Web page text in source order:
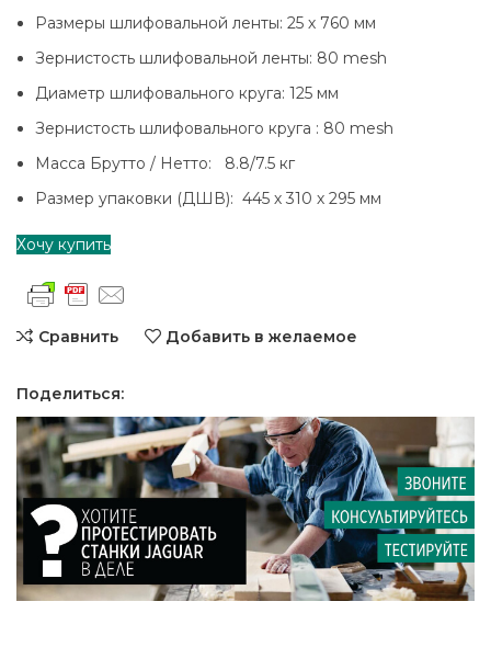
Размеры шлифовальной ленты: 25 х 760 мм
Зернистость шлифовальной ленты: 80 mesh
Диаметр шлифовального круга: 125 мм
Зернистость шлифовального круга : 80 mesh
Масса Брутто / Нетто: 8.8/7.5 кг
Размер упаковки (ДШВ): 445 х 310 х 295 мм
Хочу купить
Сравнить Добавить в желаемое
Поделиться: